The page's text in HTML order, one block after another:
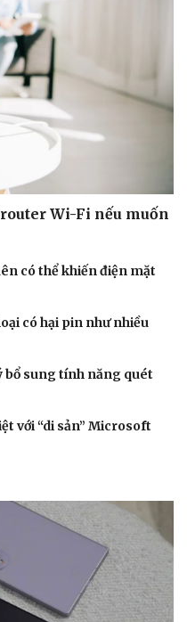
Wi-Fi nếu muốn
có thể khiến điện mặt
có hại pin như nhiều
sung tính năng quét
với “di sản” Microsoft